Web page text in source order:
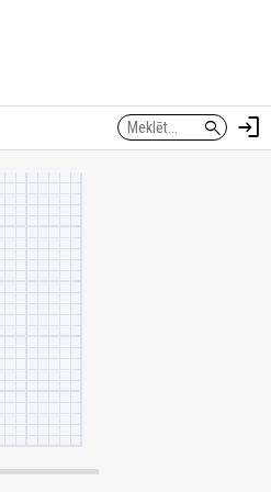
search login